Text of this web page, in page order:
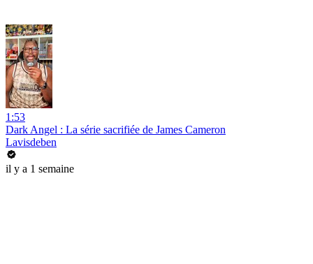
1:53
Dark Angel : La série sacrifiée de James Cameron
Lavisdeben
il y a 1 semaine